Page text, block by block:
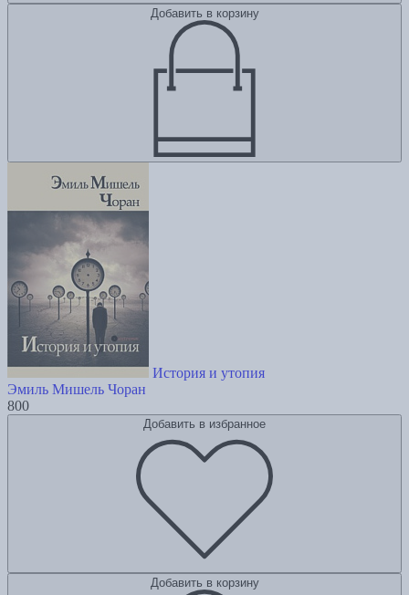
Добавить в корзину
История и утопия
Эмиль Мишель Чоран
800
Добавить в избранное
Добавить в корзину